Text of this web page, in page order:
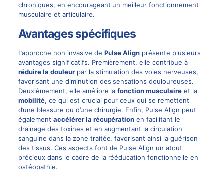
chroniques, en encourageant un meilleur fonctionnement
musculaire et articulaire.
Avantages spécifiques
L’approche non invasive de Pulse Alignprésente plusieurs
avantages significatifs. Premièrement, elle contribue à
réduire la douleurpar la stimulation des voies nerveuses,
favorisant une diminution des sensations douloureuses.
Deuxièmement, elle améliore la fonction musculaireet la
mobilité, ce qui est crucial pour ceux qui se remettent
d’une blessure ou d’une chirurgie. Enfin, Pulse Align peut
également accélérer la récupérationen facilitant le
drainage des toxines et en augmentant la circulation
sanguine dans la zone traitée, favorisant ainsi la guérison
des tissus. Ces aspects font de Pulse Align un atout
précieux dans le cadre de la rééducation fonctionnelle en
ostéopathie.